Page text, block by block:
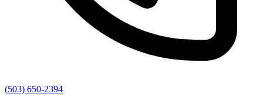
(503) 650-2394